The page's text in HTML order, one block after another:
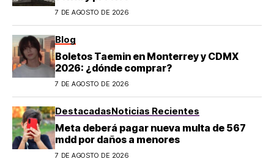
7 DE AGOSTO DE 2026
Blog
Boletos Taemin en Monterrey y CDMX
2026: ¿dónde comprar?
7 DE AGOSTO DE 2026
DestacadasNoticias Recientes
Meta deberá pagar nueva multa de 567
mdd por daños a menores
7 DE AGOSTO DE 2026